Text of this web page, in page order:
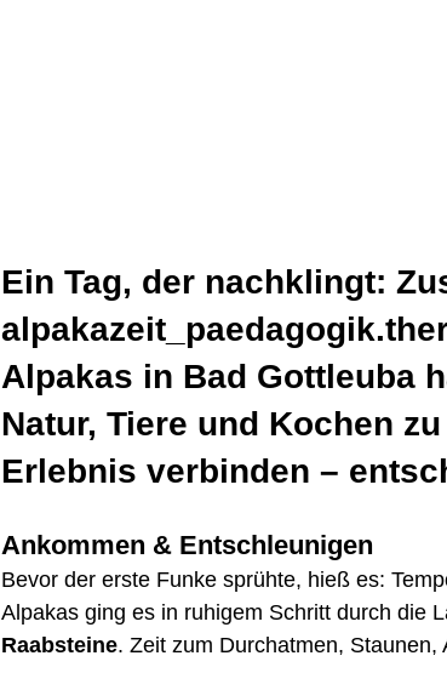
Ein Tag, der nachklingt:
Alpakas in Bad Gottleuba
Natur, Tiere und Kochen
Erlebnis verbinden –
Ankommen & Entschleunigen
Bevor der erste Funke sprühte, hieß es:
Alpakas ging es in ruhigem Schritt durch die
Raabsteine. Zeit zum Durchatmen, Staunen,